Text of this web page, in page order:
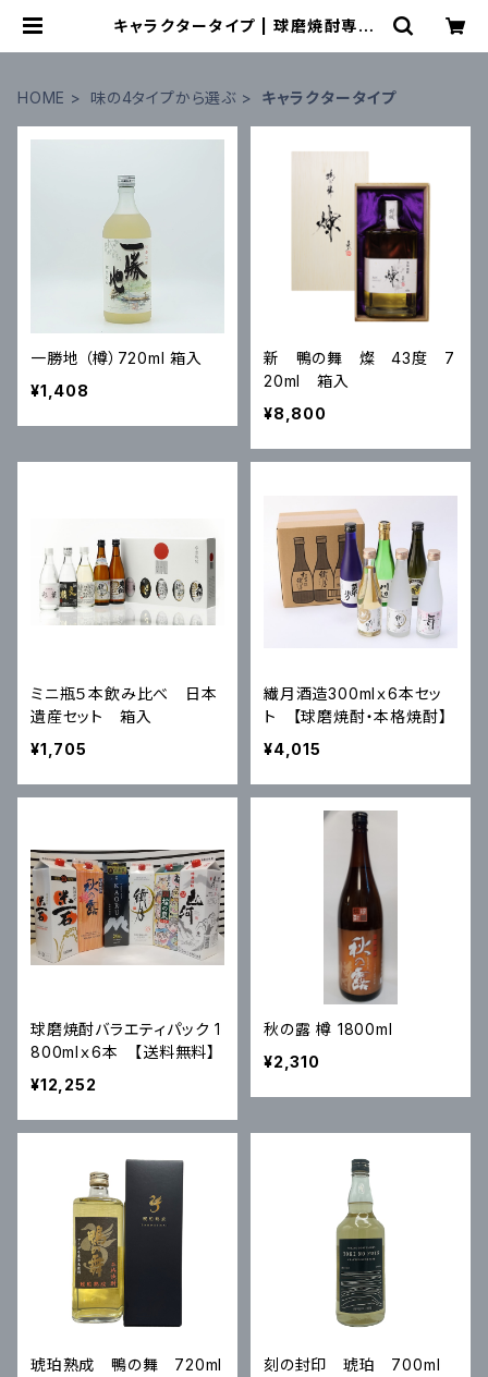
キャラクタータイプ | 球磨焼酎専門
HOME 味の4タイプから選ぶ キャラクタータイプ
一勝地 （樽）720ml 箱入
¥1,408
新 鴨の舞 燦 43度 7
20ml 箱入
¥8,800
ミニ瓶５本飲み比べ 日本
遺産セット 箱入
¥1,705
繊月酒造300mlｘ6本セッ
ト 【球磨焼酎・本格焼酎】
¥4,015
球磨焼酎バラエティパック 1
800mlｘ6本 【送料無料】
¥12,252
秋の露 樽 1800ml
¥2,310
琥珀熟成 鴨の舞 720ml
刻の封印 琥珀 700ml